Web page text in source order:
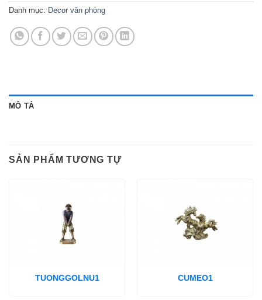
Danh mục: Decor văn phòng
MÔ TẢ
SẢN PHẨM TƯƠNG TỰ
TUONGGOLNU1 CUMEO1